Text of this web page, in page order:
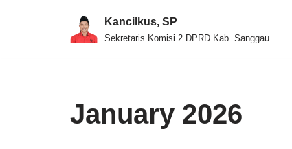
Kancilkus, SP
Sekretaris Komisi 2 DPRD Kab. Sanggau
January 2026